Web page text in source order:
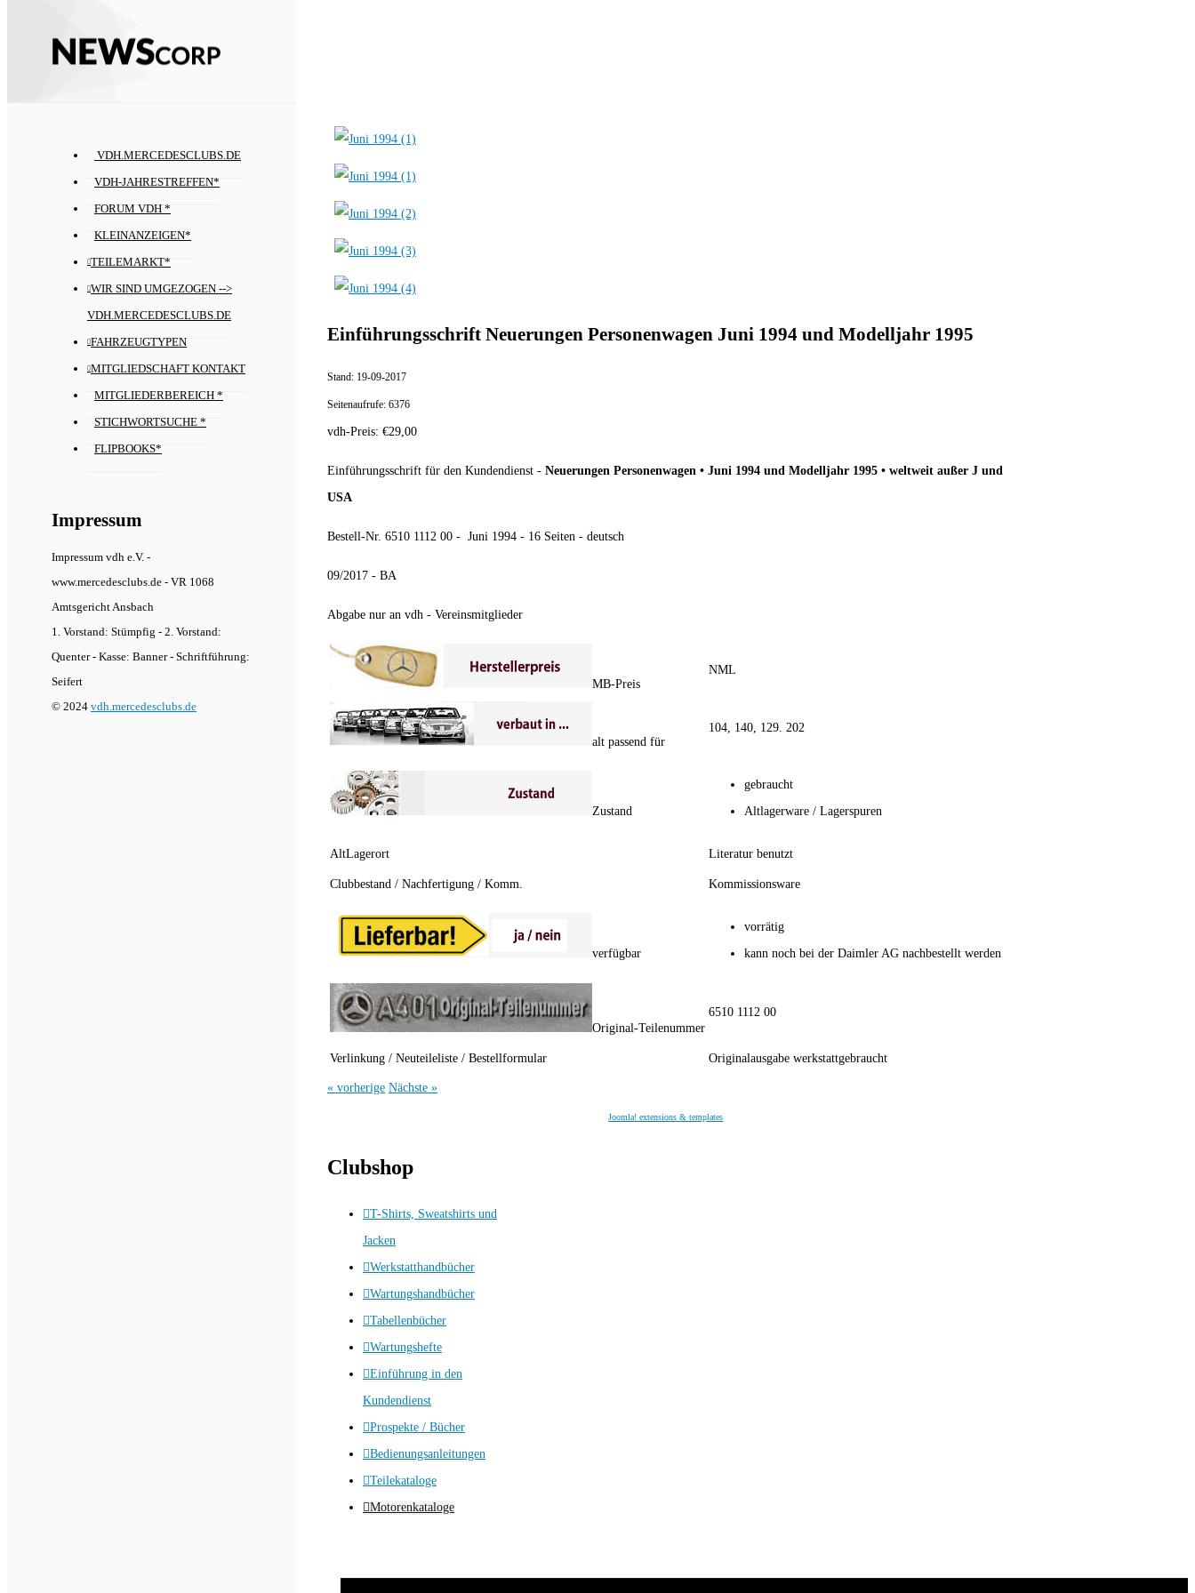
VDH.MERCEDESCLUBS.DE
VDH-JAHRESTREFFEN*
FORUM VDH *
KLEINANZEIGEN*
TEILEMARKT*
WIR SIND UMGEZOGEN -->
VDH.MERCEDESCLUBS.DE
FAHRZEUGTYPEN
MITGLIEDSCHAFT KONTAKT
MITGLIEDERBEREICH *
STICHWORTSUCHE *
FLIPBOOKS*
Impressum
Impressum vdh e.V. -
www.mercedesclubs.de - VR 1068
Amtsgericht Ansbach
1. Vorstand: Stümpfig - 2. Vorstand:
Quenter - Kasse: Banner - Schriftführung:
Seifert
© 2024 vdh.mercedesclubs.de
Einführungsschrift Neuerungen Personenwagen Juni 1994 und Modelljahr 1995
Stand: 19-09-2017
Seitenaufrufe: 6376
vdh-Preis: €29,00
Einführungsschrift für den Kundendienst - Neuerungen Personenwagen • Juni 1994 und Modelljahr 1995 • weltweit außer J und
USA
Bestell-Nr. 6510 1112 00 - Juni 1994 - 16 Seiten - deutsch
09/2017 - BA
Abgabe nur an vdh - Vereinsmitglieder
MB-Preis
NML
alt passend für
104, 140, 129. 202
Zustand
gebraucht
Altlagerware / Lagerspuren
AltLagerort Literatur benutzt
Clubbestand / Nachfertigung / Komm. Kommissionsware
verfügbar
vorrätig
kann noch bei der Daimler AG nachbestellt werden
Original-Teilenummer
6510 1112 00
Verlinkung / Neuteileliste / Bestellformular Originalausgabe werkstattgebraucht
« vorherige Nächste »
Joomla! extensions & templates
Clubshop
T-Shirts, Sweatshirts und
Jacken
Werkstatthandbücher
Wartungshandbücher
Tabellenbücher
Wartungshefte
Einführung in den
Kundendienst
Prospekte / Bücher
Bedienungsanleitungen
Teilekataloge
Motorenkataloge